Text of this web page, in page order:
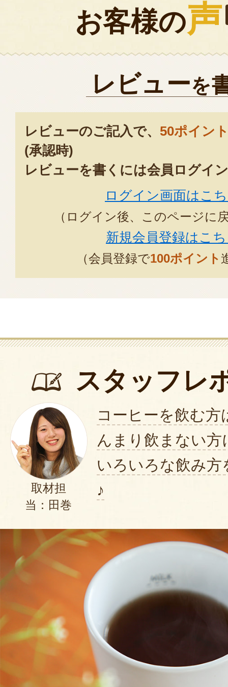
お客様の声
レビューを
レビューのご記入で、 50ポイン
(承認時)
レビューを書くには会員ログイ
ログイン画面はこ
（ログイン後、このページに
新規会員登録はこ
（会員登録で100ポイント
スタッフレ
取材担
当：田巻
コーヒーを飲む
んまり飲まない
いろいろな飲み
♪